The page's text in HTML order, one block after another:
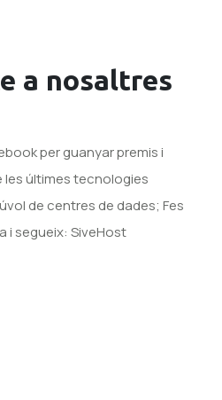
a nosaltres
per guanyar premis i
les últimes tecnologies
de centres de dades; Fes
i segueix: SiveHost